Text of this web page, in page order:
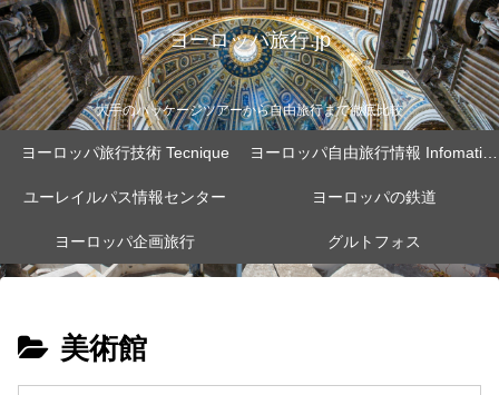
ヨーロッパ旅行.jp
大手のパッケージツアーから自由旅行まで徹底比較
ヨーロッパ旅行技術 Tecnique ヨーロッパ自由旅行情報 Infomation
ユーレイルパス情報センター ヨーロッパの鉄道
ヨーロッパ企画旅行 グルトフォス
美術館